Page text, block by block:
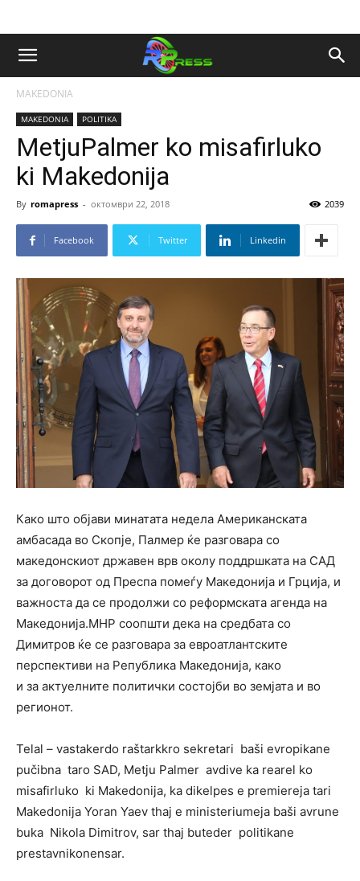
MAKEDONIA
MAKEDONIA POLITIKA
MetjuPalmer ko misafirluko
ki Makedonija
By romapress - октомври 22, 2018 2039
Facebook Twitter Linkedin
Како што објави минатата недела Американската
амбасада во Скопје, Палмер ќе разговара со
македонскиот државен врв околу поддршката на САД
за договорот од Преспа помеѓу Македонија и Грција, и
важноста да се продолжи со реформската агенда на
Македонија.МНР соопшти дека на средбата со
Димитров ќе се разговара за евроатлантските
перспективи на Република Македонија, како
и за актуелните политички состојби во земјата и во
регионот.
Telal – vastakerdo raštarkkro sekretari baši evropikane
pučibna taro SAD, Metju Palmer avdive ka rearel ko
misafirluko ki Makedonija, ka dikelpes e premiereja tari
Makedonija Yoran Yaev thaj e ministeriumeja baši avrune
buka Nikola Dimitrov, sar thaj buteder politikane
prestavnikonensar.